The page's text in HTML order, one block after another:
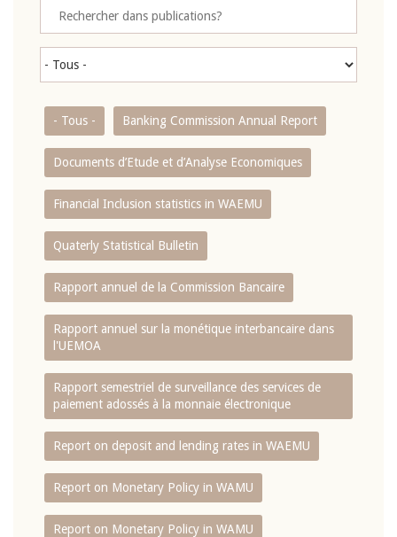
- Tous - Banking Commission Annual Report
Documents d’Etude et d’Analyse Economiques
Financial Inclusion statistics in WAEMU
Quaterly Statistical Bulletin
Rapport annuel de la Commission Bancaire
Rapport annuel sur la monétique interbancaire dans
l'UEMOA
Rapport semestriel de surveillance des services de
paiement adossés à la monnaie électronique
Report on deposit and lending rates in WAEMU
Report on Monetary Policy in WAMU
Report on Monetary Policy in WAMU